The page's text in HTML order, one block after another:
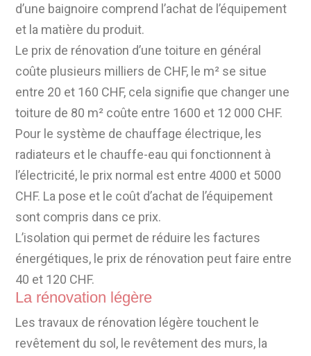
d’une baignoire comprend l’achat de l’équipement
et la matière du produit.
Le prix de rénovation d’une toiture en général
coûte plusieurs milliers de CHF, le m² se situe
entre 20 et 160 CHF, cela signifie que changer une
toiture de 80 m² coûte entre 1600 et 12 000 CHF.
Pour le système de chauffage électrique, les
radiateurs et le chauffe-eau qui fonctionnent à
l’électricité, le prix normal est entre 4000 et 5000
CHF. La pose et le coût d’achat de l’équipement
sont compris dans ce prix.
L’isolation qui permet de réduire les factures
énergétiques, le prix de rénovation peut faire entre
40 et 120 CHF.
La rénovation légère
Les travaux de rénovation légère touchent le
revêtement du sol, le revêtement des murs, la